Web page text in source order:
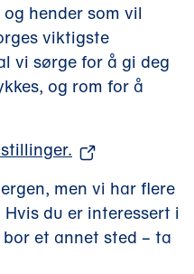
hender som vil
viktigste
vi sørge for å gi deg
og rom for å
p
n
e
men vi har flere
du er interessert i
et annet sted – ta